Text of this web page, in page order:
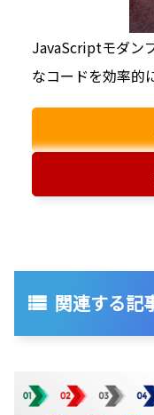
JavaScriptモダン
なコードを効率的
関連する記